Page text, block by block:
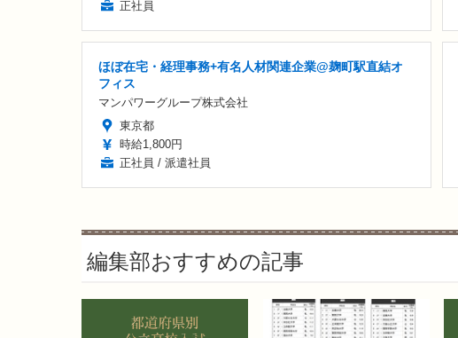
正社員
ほぼ在宅・経理事務+有名人材関連企業@麹町駅直結オ
フィス
マンパワーグループ株式会社
東京都
時給1,800円
正社員 / 派遣社員
編集部おすすめの記事